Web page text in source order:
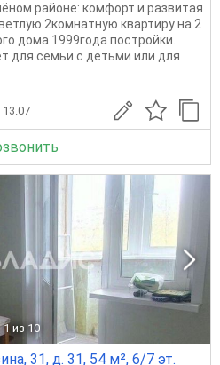
районе: комфорт и развитая
2комнатную квартиру на 2
дома 1999года постройки.
для семьи с детьми или для
13.07
1 из 10
31, д. 31, 54 м², 6/7 эт.